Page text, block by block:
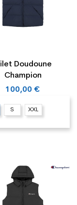
Doudoune
Champion
100,00 €
S XXL